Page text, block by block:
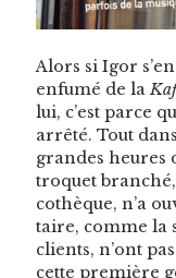
Alors si Igor
enfumé de la
lui, c’est parce
arrêté. Tout
grandes heures
tro­quet
cothèque, n’a
taire, comme la
clients, n’ont
cette pre­mière